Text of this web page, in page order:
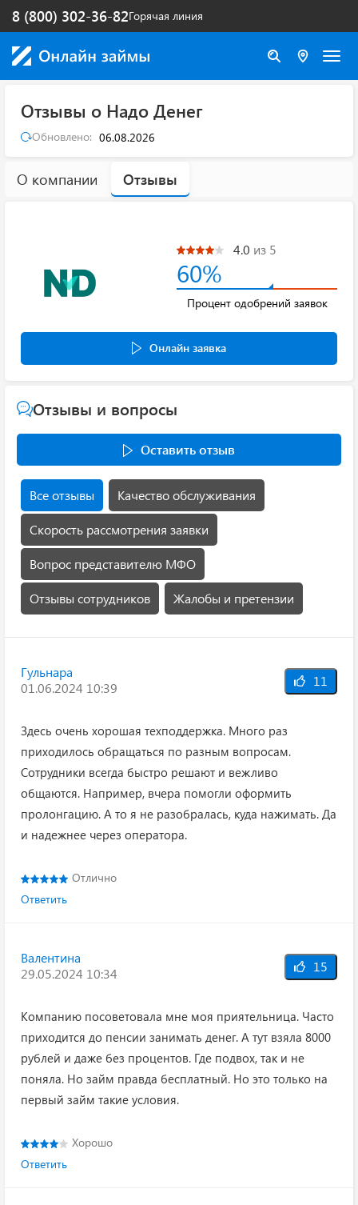
Горячая линия
8 (800) 302-36-82
Отзывы о Надо Денег
Обновлено: 06.08.2026
О компании Отзывы
4.0 из 5
60%
Процент одобрений заявок
Онлайн заявка
Отзывы и вопросы
Оставить отзыв
Все отзывы Качество обслуживания
Скорость рассмотрения заявки
Вопрос представителю МФО
Отзывы сотрудников Жалобы и претензии
Гульнара
01.06.2024 10:39
11
Здесь очень хорошая техподдержка. Много раз
приходилось обращаться по разным вопросам.
Сотрудники всегда быстро решают и вежливо
общаются. Например, вчера помогли оформить
пролонгацию. А то я не разобралась, куда нажимать. Да
и надежнее через оператора.
Отлично
Ответить
Валентина
29.05.2024 10:34
15
Компанию посоветовала мне моя приятельница. Часто
приходится до пенсии занимать денег. А тут взяла 8000
рублей и даже без процентов. Где подвох, так и не
поняла. Но займ правда бесплатный. Но это только на
первый займ такие условия.
Хорошо
Ответить